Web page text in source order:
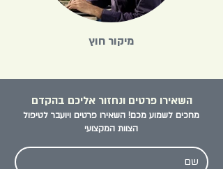
מיקור חוץ
השאירו פרטים ונחזור אליכם בהקדם
מחכים לשמוע מכם! השאירו פרטים ויועבר לטיפול
הצוות המקצועי